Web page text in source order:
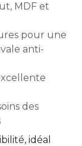
MDF et
pour une
anti-
des
idéal